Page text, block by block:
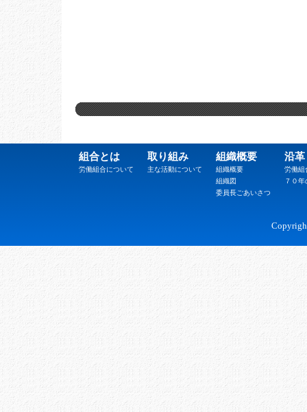
組合とは
労働組合について
取り組み
主な活動について
組織概要
組織概要
組織図
委員長ごあいさつ
沿革
労働組
７０